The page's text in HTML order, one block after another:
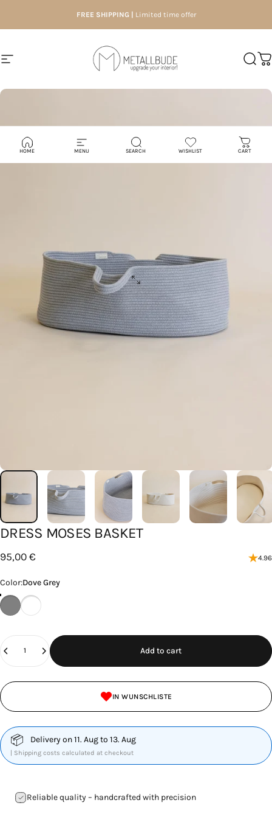
FREE SHIPPING | Limited time offer
Site navigation Metallbude
HOME MENU SEARCH WISHLIST CART
DRESS MOSES BASKET
95,00 € 4.96
Color
Color:Dove Grey
Dove GreyNatural White
Quantity
Add to cart
IN WUNSCHLISTE
📦 Delivery on 11. Aug to 13. Aug
| Shipping costs calculated at checkout
Reliable quality – handcrafted with precision